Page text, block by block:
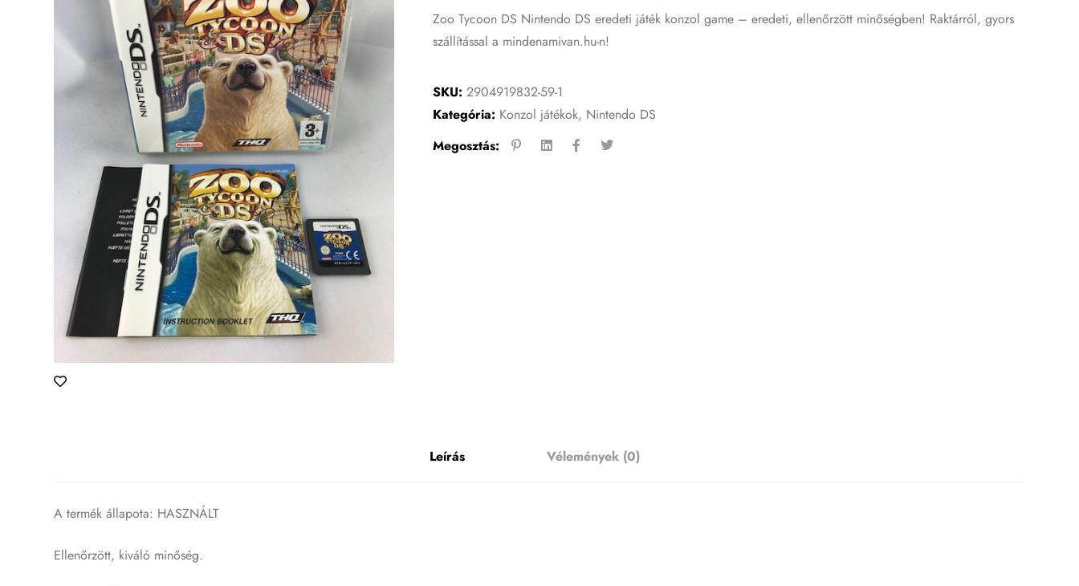
Zoo Tycoon DS Nintendo DS eredeti játék konzol game – eredeti, ellenőrzött minőségben! Raktárról, gyors
szállítással a mindenamivan.hu-n!
SKU: 2904919832-59-1
Kategória: Konzol játékok, Nintendo DS
Megosztás:
Leírás Vélemények (0)
A termék állapota: HASZNÁLT
Ellenőrzött, kiváló minőség.